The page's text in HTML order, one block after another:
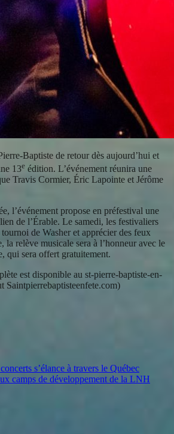
Baptiste de retour dès aujourd’hui et
13e édition. L’événement réunira une
Travis Cormier, Éric Lapointe et Jérôme
l’événement propose en préfestival une
de l’Érable. Le samedi, les festivaliers
de Washer et apprécier des feux
la relève musicale sera à l’honneur avec le
qui sera offert gratuitement.
est disponible au st-pierre-baptiste-en-
Saintpierrebaptisteenfete.com)
s’élance à travers le Québec
camps de développement de la LNH